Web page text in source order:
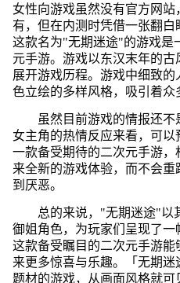
女性向游戏虽然没有官方网
有，但在内测时凭借一张翻白
这款名为"无期迷途"的游戏是
元手游。游戏以东汉末年的
展开游戏历程。游戏中细致
色立绘的多样风格，吸引着众
虽然目前游戏的情报还
女主角的热情反应来看，可
一款备受期待的二次元手游
来全新的游戏体验，而不会
到厌恶。
总的来说，"无期迷途"以
御姐角色，为玩家们呈现了
这款备受瞩目的二次元手游
来更多惊喜与乐趣。「无期
题材的游戏，从画面风格就可